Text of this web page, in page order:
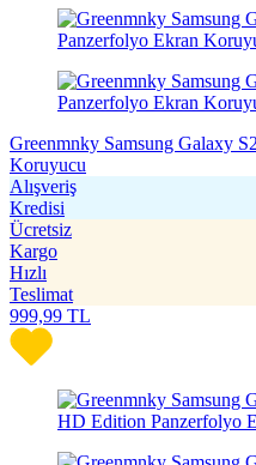
Greenmnky Samsung Galaxy
Koruyucu
Alışveriş
Kredisi
Ücretsiz
Kargo
Hızlı
Teslimat
999,99 TL